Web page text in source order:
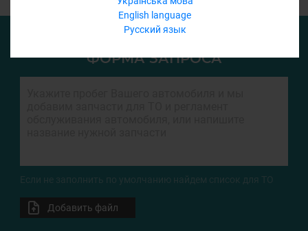
English language
Русский язык
ФОРМА ЗАПРОСА
Если не заполнить по умолчанию найдем список для ТО
Добавить файл